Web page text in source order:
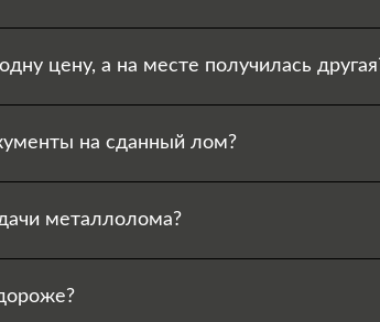
цену, а на месте получилась
на сданный лом?
металлолома?